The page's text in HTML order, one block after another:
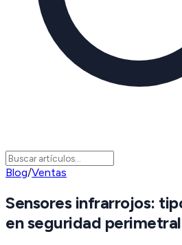
Blog/Ventas
Sensores infrarrojos:
en seguridad perimetral